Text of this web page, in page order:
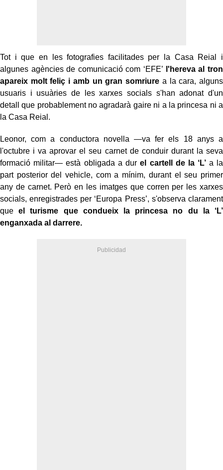
Tot i que en les fotografies facilitades per la Casa Reial i
algunes agències de comunicació com ‘EFE’ l'hereva al tron
apareix molt feliç i amb un gran somriure a la cara, alguns
usuaris i usuàries de les xarxes socials s'han adonat d'un
detall que probablement no agradarà gaire ni a la princesa ni a
la Casa Reial.
Leonor, com a conductora novella —va fer els 18 anys a
l'octubre i va aprovar el seu carnet de conduir durant la seva
formació militar— està obligada a durel cartell de la ‘L’ a la
part posterior del vehicle, com a mínim, durant el seu primer
any de carnet. Però en les imatges que corren per les xarxes
socials, enregistrades per ‘Europa Press’, s'observa clarament
queel turisme que condueix la princesa no du la ‘L’
enganxada al darrere.